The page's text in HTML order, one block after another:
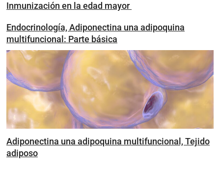
Inmunización en la edad mayor
Endocrinología, Adiponectina una adipoquina
multifuncional: Parte básica
Adiponectina una adipoquina multifuncional, Tejido
adiposo